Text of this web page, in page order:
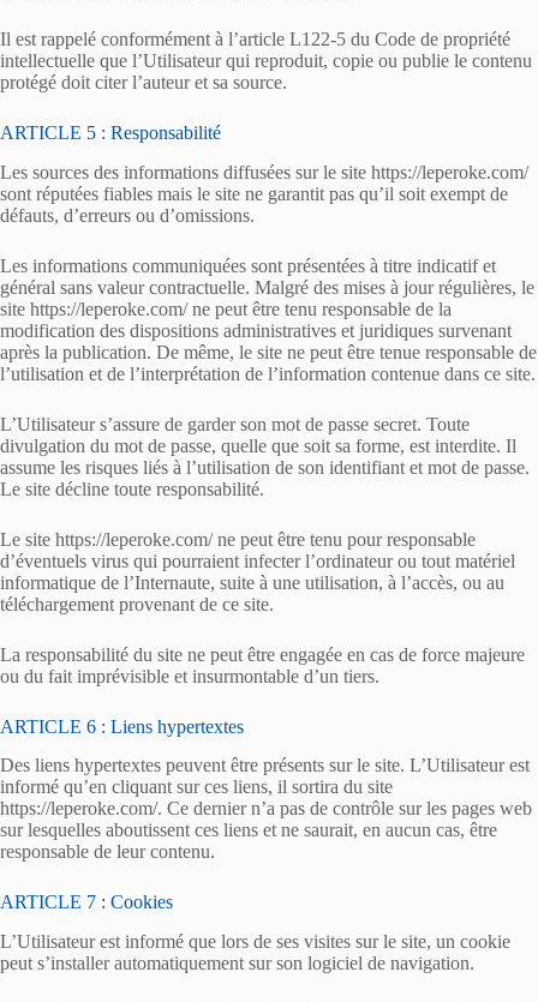
Il est rappelé conformément à l’article L122-5 du Code de propriété
intellectuelle que l’Utilisateur qui reproduit, copie ou publie le contenu
protégé doit citer l’auteur et sa source.
ARTICLE 5 : Responsabilité
Les sources des informations diffusées sur le site https://leperoke.com/
sont réputées fiables mais le site ne garantit pas qu’il soit exempt de
défauts, d’erreurs ou d’omissions.
Les informations communiquées sont présentées à titre indicatif et
général sans valeur contractuelle. Malgré des mises à jour régulières, le
site https://leperoke.com/ ne peut être tenu responsable de la
modification des dispositions administratives et juridiques survenant
après la publication. De même, le site ne peut être tenue responsable de
l’utilisation et de l’interprétation de l’information contenue dans ce site.
L’Utilisateur s’assure de garder son mot de passe secret. Toute
divulgation du mot de passe, quelle que soit sa forme, est interdite. Il
assume les risques liés à l’utilisation de son identifiant et mot de passe.
Le site décline toute responsabilité.
Le site https://leperoke.com/ ne peut être tenu pour responsable
d’éventuels virus qui pourraient infecter l’ordinateur ou tout matériel
informatique de l’Internaute, suite à une utilisation, à l’accès, ou au
téléchargement provenant de ce site.
La responsabilité du site ne peut être engagée en cas de force majeure
ou du fait imprévisible et insurmontable d’un tiers.
ARTICLE 6 : Liens hypertextes
Des liens hypertextes peuvent être présents sur le site. L’Utilisateur est
informé qu’en cliquant sur ces liens, il sortira du site
https://leperoke.com/. Ce dernier n’a pas de contrôle sur les pages web
sur lesquelles aboutissent ces liens et ne saurait, en aucun cas, être
responsable de leur contenu.
ARTICLE 7 : Cookies
L’Utilisateur est informé que lors de ses visites sur le site, un cookie
peut s’installer automatiquement sur son logiciel de navigation.